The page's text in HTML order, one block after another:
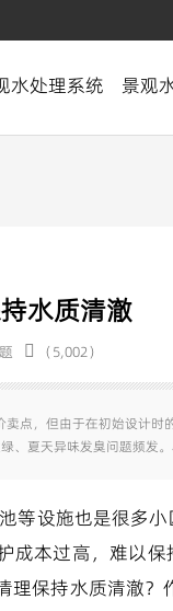
水处理系统 景观
水质清澈
（5,002）
点，但由于在初始设计时
、夏天异味发臭问题频发
等设施也是很多
本过高，难以
保持水质清澈